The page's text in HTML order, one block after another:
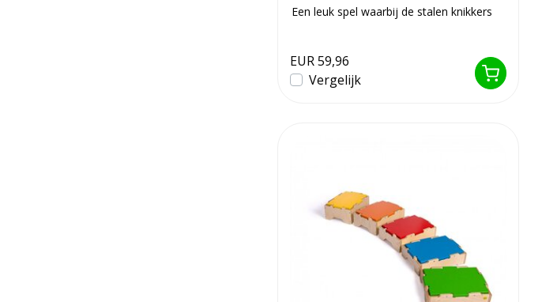
Een leuk spel waarbij de stalen knikkers
EUR 59,96
Vergelijk